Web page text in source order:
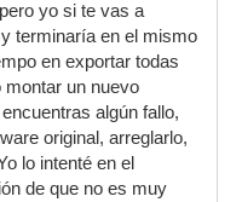
yo si te vas a
terminaría en el mismo
en exportar todas
montar un nuevo
algún fallo,
original, arreglarlo,
lo intenté en el
de que no es muy